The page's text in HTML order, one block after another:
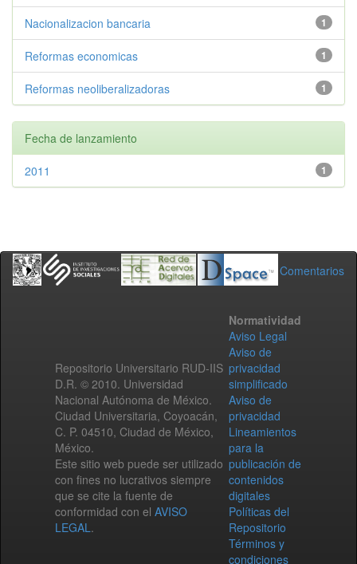
1
Nacionalizacion bancaria
1
Reformas economicas
1
Reformas neoliberalizadoras
Fecha de lanzamiento
1
2011
Comentarios
Repositorio Universitario RUD-IIS
D.R. © 2010. Universidad
Nacional Autónoma de México.
Ciudad Universitaria, Coyoacán,
C. P. 04510, Ciudad de México,
México.
Este sitio web puede ser utilizado
con fines no lucrativos siempre
que se cite la fuente de
conformidad con el AVISO
LEGAL.
Normatividad
Aviso Legal
Aviso de
privacidad
simplificado
Aviso de
privacidad
Lineamientos
para la
publicación de
contenidos
digitales
Políticas del
Repositorio
Términos y
condiciones